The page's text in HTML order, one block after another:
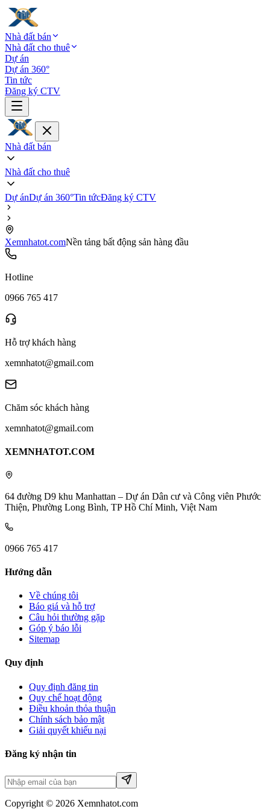
Nhà đất bán
Nhà đất cho thuê
Dự án
Dự án 360°
Tin tức
Đăng ký CTV
Nhà đất bán
Nhà đất cho thuê
Dự ánDự án 360°Tin tứcĐăng ký CTV
Xemnhatot.comNền tảng bất động sản hàng đầu
Hotline
0966 765 417
Hỗ trợ khách hàng
xemnhatot@gmail.com
Chăm sóc khách hàng
xemnhatot@gmail.com
XEMNHATOT.COM
64 đường D9 khu Manhattan – Dự án Dân cư và Công viên Phước
Thiện, Phường Long Bình, TP Hồ Chí Minh, Việt Nam
0966 765 417
Hướng dẫn
Về chúng tôi
Báo giá và hỗ trợ
Câu hỏi thường gặp
Góp ý báo lỗi
Sitemap
Quy định
Quy định đăng tin
Quy chế hoạt động
Điều khoản thỏa thuận
Chính sách bảo mật
Giải quyết khiếu nại
Đăng ký nhận tin
Copyright © 2026 Xemnhatot.com